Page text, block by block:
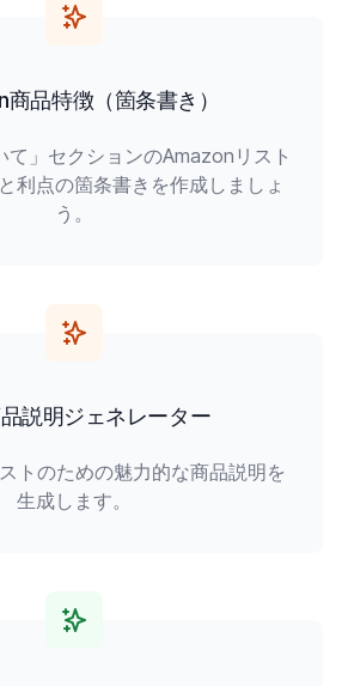
品特徴（箇条書き）
て」セクションのAmazonリスト
利点の箇条書きを作成しましょ
う。
説明ジェネレーター
トのための魅力的な商品説明を
生成します。